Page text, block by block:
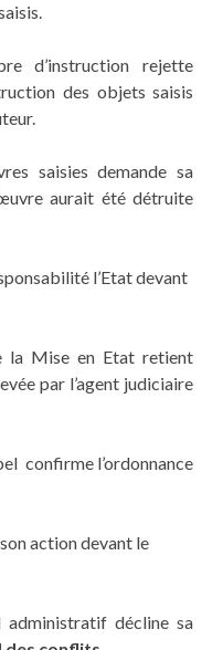
d’instruction rejette
des objets saisis
saisies demande sa
aurait été détruite
l’Etat devant
la Mise en Etat retient
par l’agent judiciaire
confirme l’ordonnance
action devant le
décline sa